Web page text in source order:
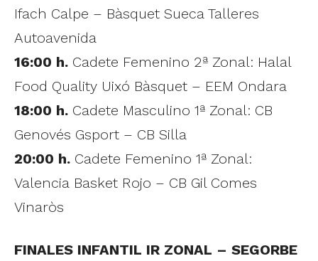
Ifach Calpe – Bàsquet Sueca Talleres
Autoavenida
16:00 h. Cadete Femenino 2ª Zonal: Halal
Food Quality Uixó Bàsquet – EEM Ondara
18:00 h. Cadete Masculino 1ª Zonal: CB
Genovés Gsport – CB Silla
20:00 h. Cadete Femenino 1ª Zonal:
Valencia Basket Rojo – CB Gil Comes
Vinaròs
FINALES INFANTIL IR ZONAL – SEGORBE